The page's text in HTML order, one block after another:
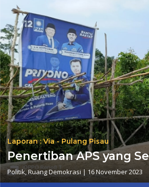
Laporan : Via - Pulang Pisau
Penertiban APS yang
Politik,Ruang Demokrasi | 16 November 2023